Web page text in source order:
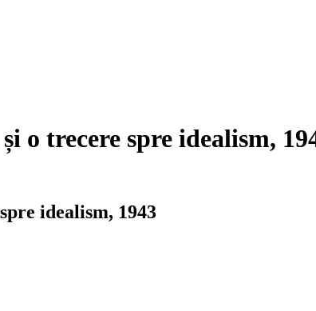
o trecere spre idealism,
idealism, 1943